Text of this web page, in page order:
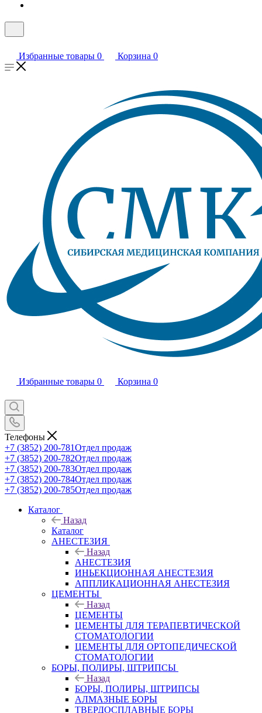
Избранные товары 0 Корзина 0
Избранные товары 0 Корзина 0
Телефоны
+7 (3852) 200-781Отдел продаж
+7 (3852) 200-782Отдел продаж
+7 (3852) 200-783Отдел продаж
+7 (3852) 200-784Отдел продаж
+7 (3852) 200-785Отдел продаж
Каталог
Назад
Каталог
АНЕСТЕЗИЯ
Назад
АНЕСТЕЗИЯ
ИНЬЕКЦИОННАЯ АНЕСТЕЗИЯ
АППЛИКАЦИОННАЯ АНЕСТЕЗИЯ
ЦЕМЕНТЫ
Назад
ЦЕМЕНТЫ
ЦЕМЕНТЫ ДЛЯ ТЕРАПЕВТИЧЕСКОЙ
СТОМАТОЛОГИИ
ЦЕМЕНТЫ ДЛЯ ОРТОПЕДИЧЕСКОЙ
СТОМАТОЛОГИИ
БОРЫ, ПОЛИРЫ, ШТРИПСЫ
Назад
БОРЫ, ПОЛИРЫ, ШТРИПСЫ
АЛМАЗНЫЕ БОРЫ
ТВЕРДОСПЛАВНЫЕ БОРЫ